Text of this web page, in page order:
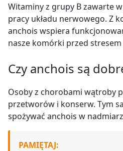
Witaminy z grupy B zawarte
pracy układu nerwowego. Z
anchois wspiera
nasze komórki przed
Czy anchois są
Osoby z chorobami wątroby
przetworów i konserw. Tym
spożywać anchois w
PAMIĘTAJ: